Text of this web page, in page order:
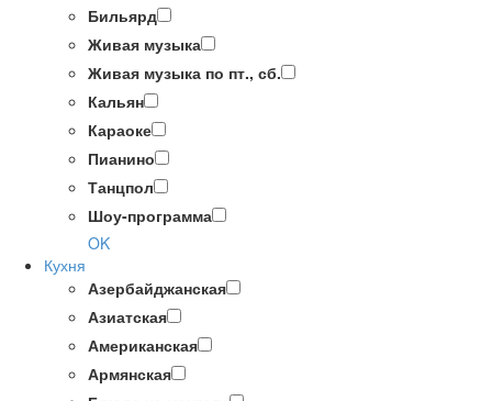
Бильярд
Живая музыка
Живая музыка по пт., сб.
Кальян
Караоке
Пианино
Танцпол
Шоу-программа
OK
Кухня
Азербайджанская
Азиатская
Американская
Армянская